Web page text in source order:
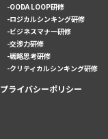
OODA LOOP研修
ロジカルシンキング研修
ビジネスマナー研修
交渉力研修
戦略思考研修
クリティカルシンキング研修
プライバシーポリシー